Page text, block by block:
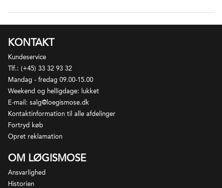
de situationer, hvor vi ellers rækker ud efter
rødvinene.
KONTAKT
Kundeservice
Tlf.: (+45) 33 32 93 32
Mandag - fredag 09.00-15.00
Weekend og helligdage: lukket
E-mail: salg@loegismose.dk
Kontaktinformation til alle afdelinger
Fortryd køb
Opret reklamation
OM LØGISMOSE
Ansvarlighed
Historien